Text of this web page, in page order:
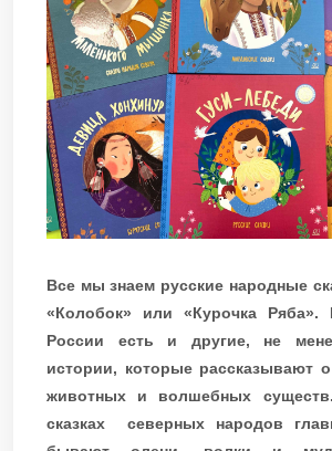
Все мы знаем русские народные
«Колобок» или «Курочка
России есть и другие, не
истории, которые рассказывают
животных и волшебных
сказках северных народов